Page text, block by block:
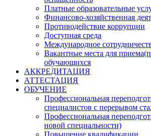
Платные образовательные
Финансово-хозяйственная
Противодействие коррупции
Доступная среда
Международное
Вакантные места для
обучающихся
АККРЕДИТАЦИЯ
АТТЕСТАЦИЯ
ОБУЧЕНИЕ
Профессиональная
специалистов с перерывом
Профессиональная
новой специальности)
Повышение квалификации